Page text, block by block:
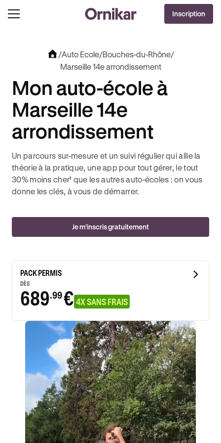
OFFRE EXCLUSIVE
OFFERTS AVEC REVOLUT + 3 MOIS DEEZER PREMIUM OFFERTS* !J'EN PROFITE !
Inscription
/Auto Ecole/Bouches-du-Rhône/
Marseille 14e arrondissement
Mon auto-école à
Marseille 14e
arrondissement
Un parcours sur-mesure et un suivi régulier qui allie la
théorie à la pratique, une app pour tout gérer, le tout
30% moins cher¹ que les autres auto-écoles : on vous
donne les clés, à vous de démarrer.
Je m'inscris gratuitement
PACK PERMIS
DÈS
689.99€ 4X SANS FRAIS